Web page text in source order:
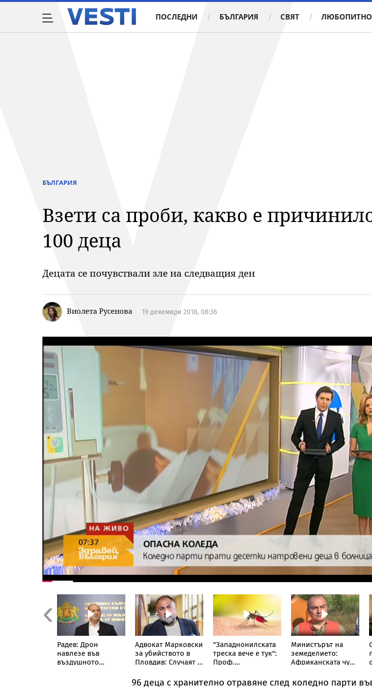
ПОСЛЕДНИ БЪЛГАРИЯ СВЯТ ЛЮБОПИТНО
БЪЛГАРИЯ
Взети са проби, какво е
100 деца
Децата се почувствали зле на следващия ден
Виолета Русенова 19 декември 2018, 08:36
Previous
Радев: Дрон
навлезе във
въздушното
Адвокат Марковски
за убийството в
Пловдив: Случаят е
такова насилие от
"Западнонилската
треска вече е тук":
Проф.
посочи кои хора са
Министърът на
земеделието:
Африканската чума
опасна за хората
96 деца с хранително отравяне след коледно парти